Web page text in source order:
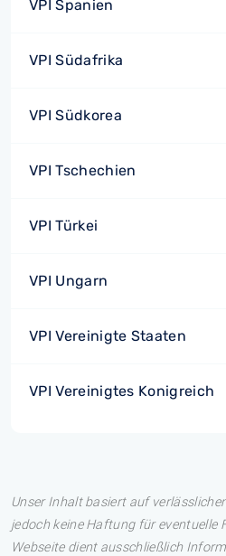
VPI Spanien
VPI Südafrika
VPI Südkorea
VPI Tschechien
VPI Türkei
VPI Ungarn
VPI Vereinigte Staaten
VPI Vereinigtes Konigreich
Unser Inhalt basiert auf
jedoch keine Haftung für eventuelle
Webseite dient ausschließlich